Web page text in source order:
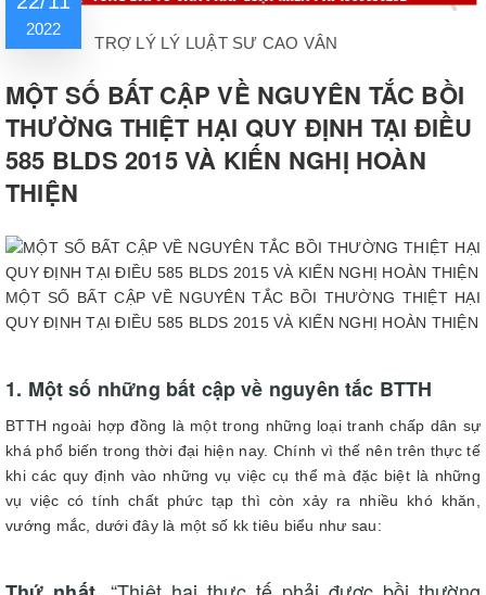
2022
TRỢ LÝ LÝ LUẬT SƯ CAO VÂN
MỘT SỐ BẤT CẬP VỀ NGUYÊN TẮC BỒI
THƯỜNG THIỆT HẠI QUY ĐỊNH TẠI ĐIỀU
585 BLDS 2015 VÀ KIẾN NGHỊ HOÀN
THIỆN
MỘT SỐ BẤT CẬP VỀ NGUYÊN TẮC BỒI THƯỜNG THIỆT HẠI
QUY ĐỊNH TẠI ĐIỀU 585 BLDS 2015 VÀ KIẾN NGHỊ HOÀN THIỆN
1. Một số những bất cập về nguyên tắc BTTH
BTTH ngoài hợp đồng là một trong những loại tranh chấp dân sự
khá phổ biến trong thời đại hiện nay. Chính vì thế nên trên thực tế
khi các quy định vào những vụ việc cụ thể mà đặc biệt là những
vụ việc có tính chất phức tạp thì còn xảy ra nhiều khó khăn,
vướng mắc, dưới đây là một số kk tiêu biểu như sau: